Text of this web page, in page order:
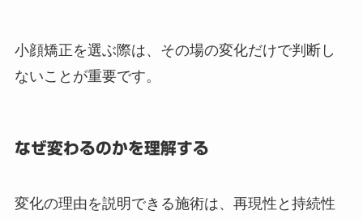
小顔矯正を選ぶ際は、その場の変化だけで判断し
ないことが重要です。
なぜ変わるのかを理解する
変化の理由を説明できる施術は、再現性と持続性